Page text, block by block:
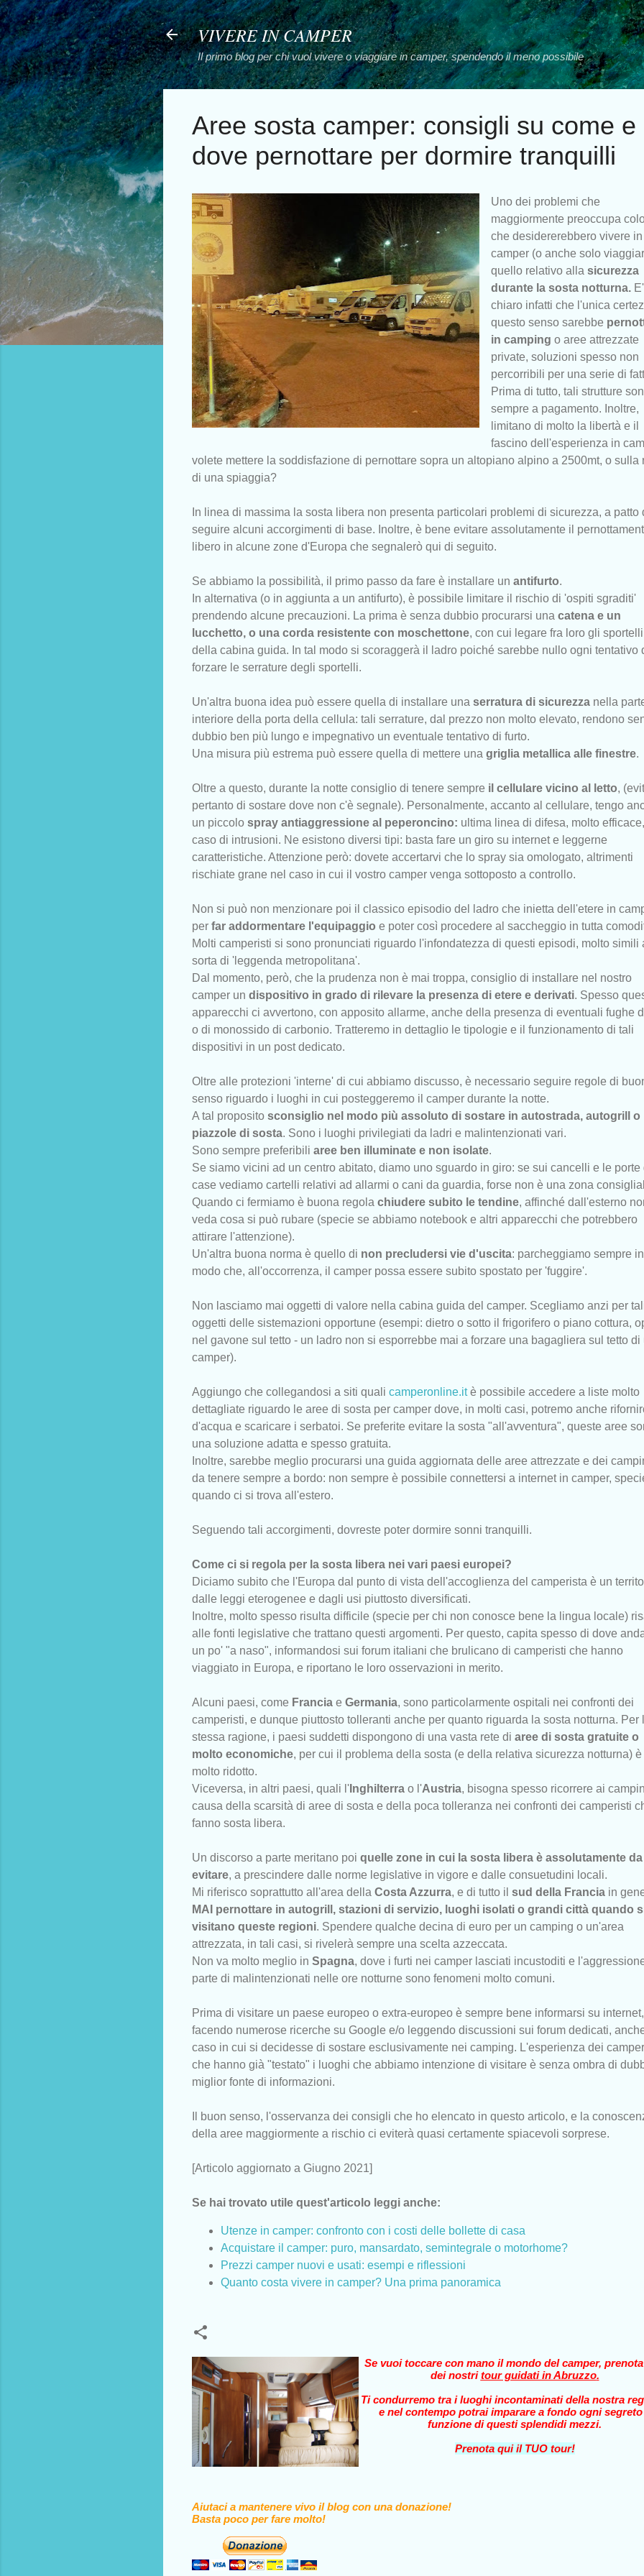
Passa ai contenuti principali
VIVERE IN CAMPER
Il primo blog per chi vuol vivere o viaggiare in camper, spendendo il meno possibile
Aree sosta camper: consigli su come e
dove pernottare per dormire tranquilli
Uno dei problemi che
maggiormente preoccupa
che desidererebbero vivere in
camper (o anche solo
quello relativo alla sicurezza
durante la sosta notturna. E'
chiaro infatti che l'unica
questo senso sarebbe
in camping o aree attrezzate
private, soluzioni spesso non
percorribili per una serie di
Prima di tutto, tali strutture
sempre a pagamento. Inoltre,
limitano di molto la libertà e il
fascino dell'esperienza in
volete mettere la soddisfazione di pernottare sopra un altopiano alpino a 2500mt, o sulla
di una spiaggia?
In linea di massima la sosta libera non presenta particolari problemi di sicurezza, a patto
seguire alcuni accorgimenti di base. Inoltre, è bene evitare assolutamente il
libero in alcune zone d'Europa che segnalerò qui di seguito.
Se abbiamo la possibilità, il primo passo da fare è installare un antifurto.
In alternativa (o in aggiunta a un antifurto), è possibile limitare il rischio di 'ospiti sgraditi'
prendendo alcune precauzioni. La prima è senza dubbio procurarsi una catena e un
lucchetto, o una corda resistente con moschettone, con cui legare fra loro gli sportelli
della cabina guida. In tal modo si scoraggerà il ladro poiché sarebbe nullo ogni tentativo
forzare le serrature degli sportelli.
Un'altra buona idea può essere quella di installare una serratura di sicurezza nella
interiore della porta della cellula: tali serrature, dal prezzo non molto elevato, rendono
dubbio ben più lungo e impegnativo un eventuale tentativo di furto.
Una misura più estrema può essere quella di mettere una griglia metallica alle finestre.
Oltre a questo, durante la notte consiglio di tenere sempre il cellulare vicino al letto,
pertanto di sostare dove non c'è segnale). Personalmente, accanto al cellulare, tengo
un piccolo spray antiaggressione al peperoncino: ultima linea di difesa, molto
caso di intrusioni. Ne esistono diversi tipi: basta fare un giro su internet e leggerne
caratteristiche. Attenzione però: dovete accertarvi che lo spray sia omologato, altrimenti
rischiate grane nel caso in cui il vostro camper venga sottoposto a controllo.
Non si può non menzionare poi il classico episodio del ladro che inietta dell'etere in
per far addormentare l'equipaggio e poter così procedere al saccheggio in tutta
Molti camperisti si sono pronunciati riguardo l'infondatezza di questi episodi, molto simili
sorta di 'leggenda metropolitana'.
Dal momento, però, che la prudenza non è mai troppa, consiglio di installare nel nostro
camper un dispositivo in grado di rilevare la presenza di etere e derivati. Spesso
apparecchi ci avvertono, con apposito allarme, anche della presenza di eventuali fughe
o di monossido di carbonio. Tratteremo in dettaglio le tipologie e il funzionamento di tali
dispositivi in un post dedicato.
Oltre alle protezioni 'interne' di cui abbiamo discusso, è necessario seguire regole di
senso riguardo i luoghi in cui posteggeremo il camper durante la notte.
A tal proposito sconsiglio nel modo più assoluto di sostare in autostrada, autogrill o
piazzole di sosta. Sono i luoghi privilegiati da ladri e malintenzionati vari.
Sono sempre preferibili aree ben illuminate e non isolate.
Se siamo vicini ad un centro abitato, diamo uno sguardo in giro: se sui cancelli e le porte
case vediamo cartelli relativi ad allarmi o cani da guardia, forse non è una zona
Quando ci fermiamo è buona regola chiudere subito le tendine, affinché dall'esterno
veda cosa si può rubare (specie se abbiamo notebook e altri apparecchi che potrebbero
attirare l'attenzione).
Un'altra buona norma è quello di non precludersi vie d'uscita: parcheggiamo sempre in
modo che, all'occorrenza, il camper possa essere subito spostato per 'fuggire'.
Non lasciamo mai oggetti di valore nella cabina guida del camper. Scegliamo anzi per
oggetti delle sistemazioni opportune (esempi: dietro o sotto il frigorifero o piano cottura,
nel gavone sul tetto - un ladro non si esporrebbe mai a forzare una bagagliera sul tetto di
camper).
Aggiungo che collegandosi a siti quali camperonline.itè possibile accedere a liste molto
dettagliate riguardo le aree di sosta per camper dove, in molti casi, potremo anche
d'acqua e scaricare i serbatoi. Se preferite evitare la sosta "all'avventura", queste aree
una soluzione adatta e spesso gratuita.
Inoltre, sarebbe meglio procurarsi una guida aggiornata delle aree attrezzate e dei
da tenere sempre a bordo: non sempre è possibile connettersi a internet in camper,
quando ci si trova all'estero.
Seguendo tali accorgimenti, dovreste poter dormire sonni tranquilli.
Come ci si regola per la sosta libera nei vari paesi europei?
Diciamo subito che l'Europa dal punto di vista dell'accoglienza del camperista è un
dalle leggi eterogenee e dagli usi piuttosto diversificati.
Inoltre, molto spesso risulta difficile (specie per chi non conosce bene la lingua locale)
alle fonti legislative che trattano questi argomenti. Per questo, capita spesso di dove
un po' "a naso", informandosi sui forum italiani che brulicano di camperisti che hanno
viaggiato in Europa, e riportano le loro osservazioni in merito.
Alcuni paesi, come Francia e Germania, sono particolarmente ospitali nei confronti dei
camperisti, e dunque piuttosto tolleranti anche per quanto riguarda la sosta notturna. Per
stessa ragione, i paesi suddetti dispongono di una vasta rete di aree di sosta gratuite o
molto economiche, per cui il problema della sosta (e della relativa sicurezza notturna) è
molto ridotto.
Viceversa, in altri paesi, quali l' Inghilterra o l'Austria, bisogna spesso ricorrere ai
causa della scarsità di aree di sosta e della poca tolleranza nei confronti dei camperisti
fanno sosta libera.
Un discorso a parte meritano poi quelle zone in cui la sosta libera è assolutamente da
evitare, a prescindere dalle norme legislative in vigore e dalle consuetudini locali.
Mi riferisco soprattutto all'area della Costa Azzurra, e di tutto il sud della Francia in
MAI pernottare in autogrill, stazioni di servizio, luoghi isolati o grandi città quando
visitano queste regioni. Spendere qualche decina di euro per un camping o un'area
attrezzata, in tali casi, si rivelerà sempre una scelta azzeccata.
Non va molto meglio in Spagna, dove i furti nei camper lasciati incustoditi e
parte di malintenzionati nelle ore notturne sono fenomeni molto comuni.
Prima di visitare un paese europeo o extra-europeo è sempre bene informarsi su internet,
facendo numerose ricerche su Google e/o leggendo discussioni sui forum dedicati,
caso in cui si decidesse di sostare esclusivamente nei camping. L'esperienza dei
che hanno già "testato" i luoghi che abbiamo intenzione di visitare è senza ombra di
miglior fonte di informazioni.
Il buon senso, l'osservanza dei consigli che ho elencato in questo articolo, e la
della aree maggiormente a rischio ci eviterà quasi certamente spiacevoli sorprese.
[Articolo aggiornato a Giugno 2021]
Se hai trovato utile quest'articolo leggi anche:
Utenze in camper: confronto con i costi delle bollette di casa
Acquistare il camper: puro, mansardato, semintegrale o motorhome?
Prezzi camper nuovi e usati: esempi e riflessioni
Quanto costa vivere in camper? Una prima panoramica
Se vuoi toccare con mano il mondo del camper,
dei nostritour guidati in Abruzzo.
Ti condurremo tra i luoghi incontaminati della nostra
e nel contempo potrai imparare a fondo ogni segreto
funzione di questi splendidi mezzi.
Prenota qui il TUO tour!
Aiutaci a mantenere vivo il blog con una donazione!
Basta poco per fare molto!